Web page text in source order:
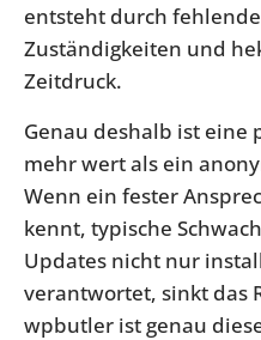
entsteht durch
Zuständigkeiten und
Zeitdruck.
Genau deshalb ist eine
mehr wert als ein
Wenn ein fester
kennt, typische
Updates nicht nur
verantwortet, sinkt das
wpbutler ist genau